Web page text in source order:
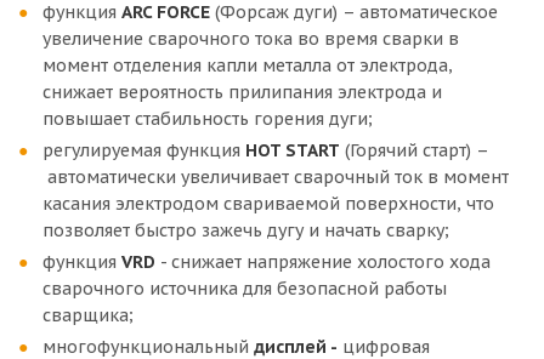
функция ARC FORCE (Форсаж дуги) – автоматическое
увеличение сварочного тока во время сварки в
момент отделения капли металла от электрода,
снижает вероятность прилипания электрода и
повышает стабильность горения дуги;
регулируемая функция HOT START (Горячий старт) –
автоматически увеличивает сварочный ток в момент
касания электродом свариваемой поверхности, что
позволяет быстро зажечь дугу и начать сварку;
функция VRD - снижает напряжение холостого хода
сварочного источника для безопасной работы
сварщика;
многофункциональный дисплей - цифровая